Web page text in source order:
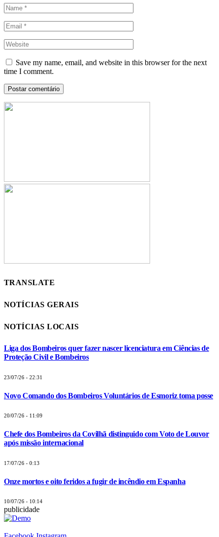
Save my name, email, and website in this browser for the next
time I comment.
TRANSLATE
NOTÍCIAS GERAIS
NOTÍCIAS LOCAIS
Liga dos Bombeiros quer fazer nascer licenciatura em Ciências de
Proteção Civil e Bombeiros
23/07/26 - 22:31
Novo Comando dos Bombeiros Voluntários de Esmoriz toma posse
20/07/26 - 11:09
Chefe dos Bombeiros da Covilhã distinguido com Voto de Louvor
após missão internacional
17/07/26 - 0:13
Onze mortos e oito feridos a fugir de incêndio em Espanha
10/07/26 - 10:14
publicidade